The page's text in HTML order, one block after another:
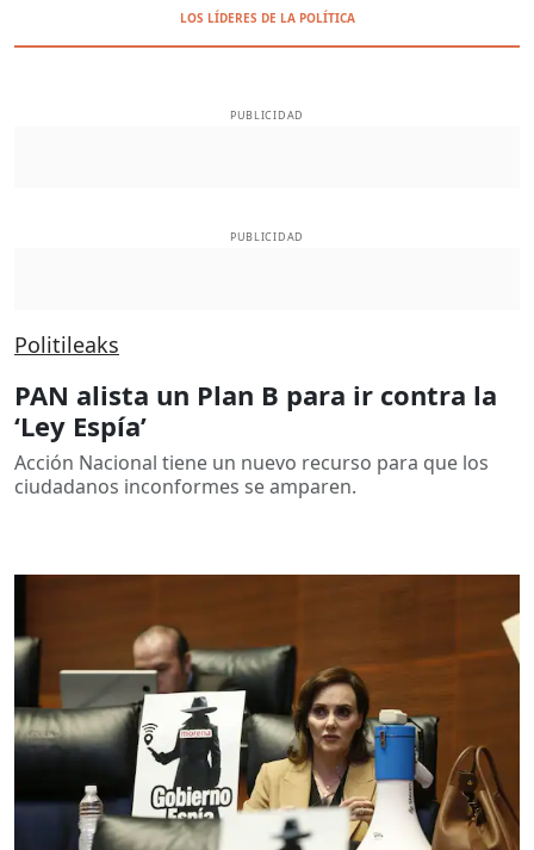
LOS LÍDERES DE LA POLÍTICA
PUBLICIDAD
PUBLICIDAD
Politileaks
PAN alista un Plan B para ir contra la
‘Ley Espía’
Acción Nacional tiene un nuevo recurso para que los
ciudadanos inconformes se amparen.